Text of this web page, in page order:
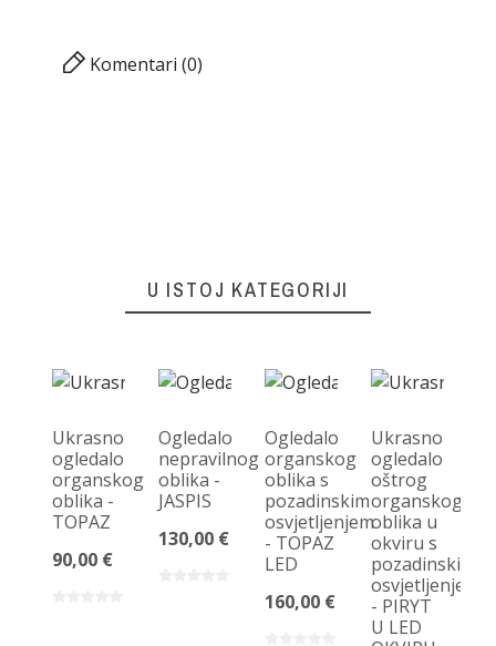
Komentari (0)
U ISTOJ KATEGORIJI
Ukrasno
ogledalo
organskog
oblika -
TOPAZ
90,00 €
Ogledalo
nepravilnog
oblika -
JASPIS
130,00 €
Ogledalo
organskog
oblika s
pozadinskim
osvjetljenjem
- TOPAZ
LED
160,00 €
Ukrasno
ogledalo
oštrog
organskog
oblika u
okviru s
pozadinskim
osvjetljenjem
- PIRYT
U LED